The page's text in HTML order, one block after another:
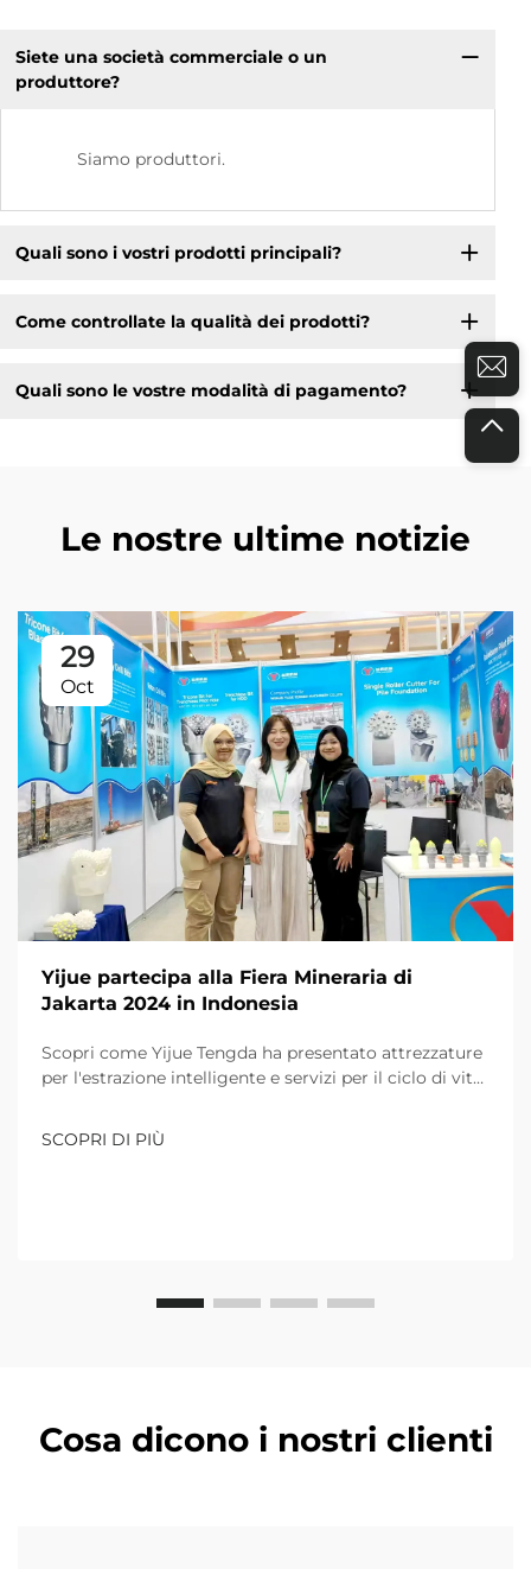
Siete una società commerciale o un
produttore?
Siamo produttori.
Quali sono i vostri prodotti principali?
Come controllate la qualità dei prodotti?
Quali sono le vostre modalità di pagamento?
Le nostre ultime notizie
29
Oct
Yijue partecipa alla Fiera Mineraria di
Jakarta 2024 in Indonesia
Scopri come Yijue Tengda ha presentato attrezzature
per l'estrazione intelligente e servizi per il ciclo di vita
dell'Indonesia e l'efficienza delle miniere di piccole
dimensioni. Scopri di più ora.
SCOPRI DI PIÙ
Cosa dicono i nostri clienti